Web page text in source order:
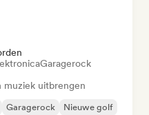
Garagerock
uitbrengen
Garagerock Nieuwe golf